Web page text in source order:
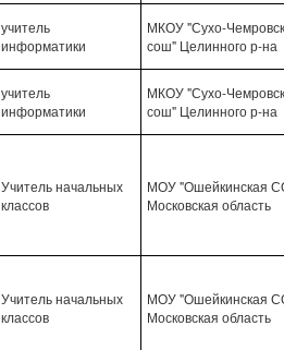
учитель
информатики
МКОУ "Сухо-
сош" Целинного р-на
учитель
информатики
МКОУ "Сухо-
сош" Целинного р-на
Учитель начальных
классов
МОУ "Ошейкинская
Московская область
Учитель начальных
классов
МОУ "Ошейкинская
Московская область